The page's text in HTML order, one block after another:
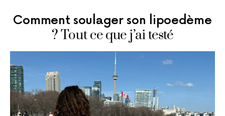
Comment soulager son lipoedème
? Tout ce que j’ai testé